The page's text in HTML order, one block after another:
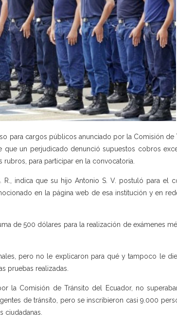
para cargos públicos anunciado por la Comisión de
que un perjudicado denunció supuestos cobros
para participar en la convocatoria.
R., indica que su hijo Antonio S. V. postuló para el
en la página web de esa institución y en
de 500 dólares para la realización de exámenes
pero no le explicaron para qué y tampoco le
pruebas realizadas.
la Comisión de Tránsito del Ecuador, no
de tránsito, pero se inscribieron casi 9.000
ciudadanas.